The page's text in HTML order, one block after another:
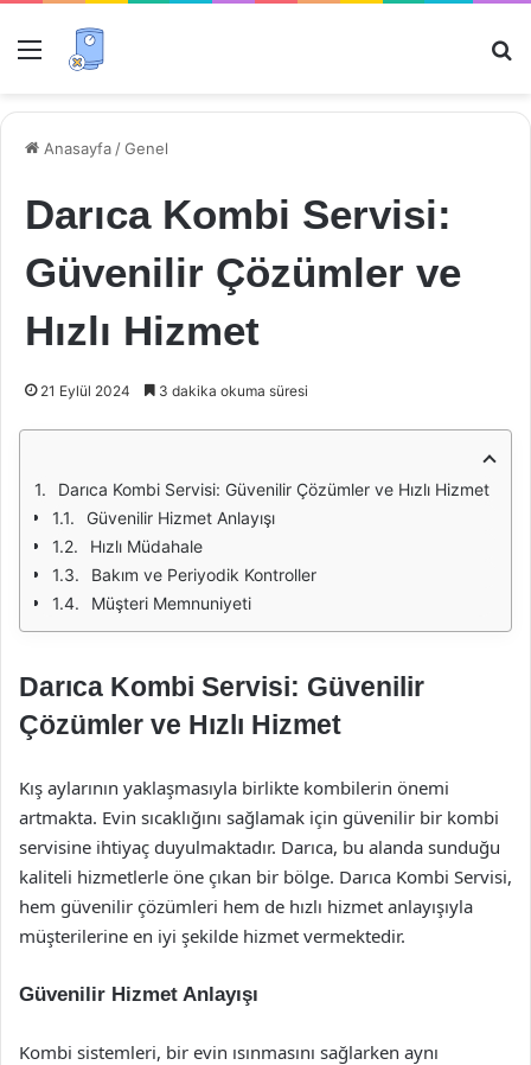
Menü
Anasayfa /Genel
Darıca Kombi Servisi:
Güvenilir Çözümler ve
Hızlı Hizmet
21 Eylül 2024 3 dakika okuma süresi
Darıca Kombi Servisi: Güvenilir Çözümler ve Hızlı Hizmet
Güvenilir Hizmet Anlayışı
Hızlı Müdahale
Bakım ve Periyodik Kontroller
Müşteri Memnuniyeti
Darıca Kombi Servisi: Güvenilir
Çözümler ve Hızlı Hizmet
Kış aylarının yaklaşmasıyla birlikte kombilerin önemi
artmakta. Evin sıcaklığını sağlamak için güvenilir bir kombi
servisine ihtiyaç duyulmaktadır. Darıca, bu alanda sunduğu
kaliteli hizmetlerle öne çıkan bir bölge. Darıca Kombi Servisi,
hem güvenilir çözümleri hem de hızlı hizmet anlayışıyla
müşterilerine en iyi şekilde hizmet vermektedir.
Güvenilir Hizmet Anlayışı
Kombi sistemleri, bir evin ısınmasını sağlarken aynı